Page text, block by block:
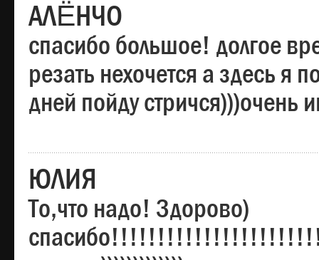
АЛЁНЧО
спасибо большое! долгое
резать нехочется а здесь я
дней пойду стричся)))очень
ЮЛИЯ
То,что надо! Здорово)